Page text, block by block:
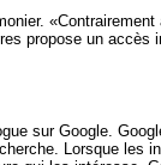
propose un
sur Google.
Lorsque